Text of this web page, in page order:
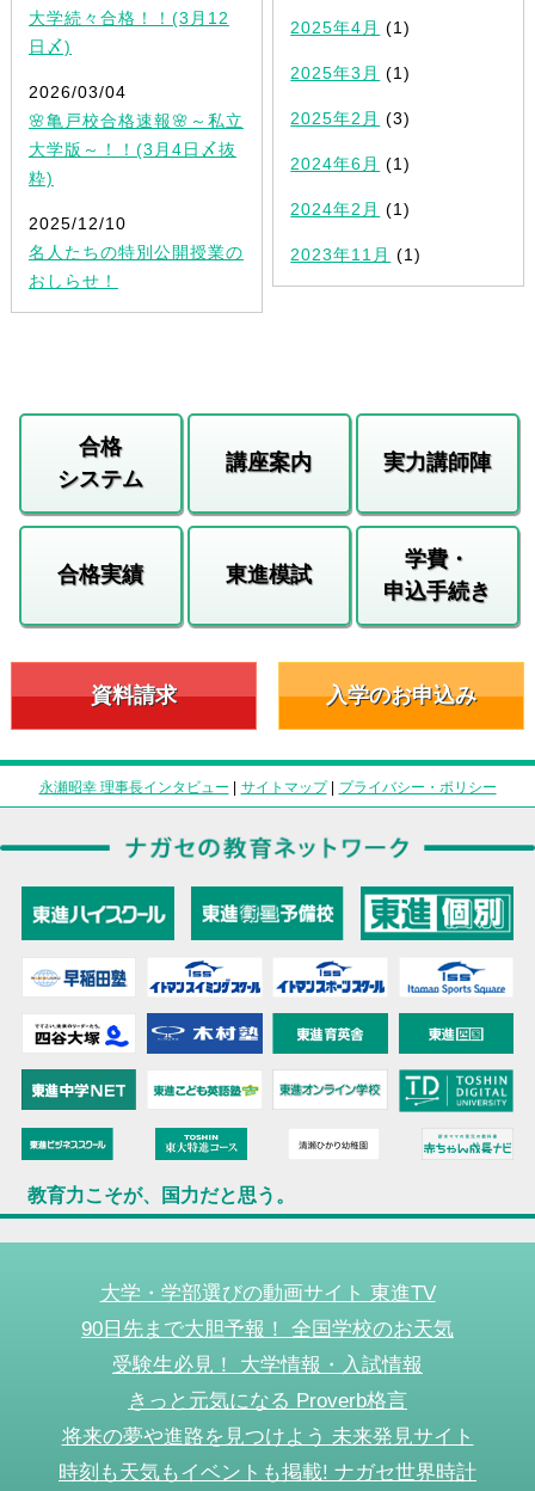
大学続々合格！！(3月12
日〆)
2026/03/04
🌸亀戸校合格速報🌸～私立
大学版～！！(3月4日〆抜
粋)
2025/12/10
名人たちの特別公開授業の
おしらせ！
2025年4月 (1)
2025年3月 (1)
2025年2月 (3)
2024年6月 (1)
2024年2月 (1)
2023年11月 (1)
合格
システム
講座案内 実力講師陣
合格実績 東進模試
学費・
申込手続き
資料請求 入学のお申込み
永瀬昭幸 理事長インタビュー | サイトマップ| プライバシー・ポリシー
教育力こそが、国力だと思う。
大学・学部選びの動画サイト 東進TV
90日先まで大胆予報！ 全国学校のお天気
受験生必見！ 大学情報・入試情報
きっと元気になる Proverb格言
将来の夢や進路を見つけよう 未来発見サイト
時刻も天気もイベントも掲載! ナガセ世界時計